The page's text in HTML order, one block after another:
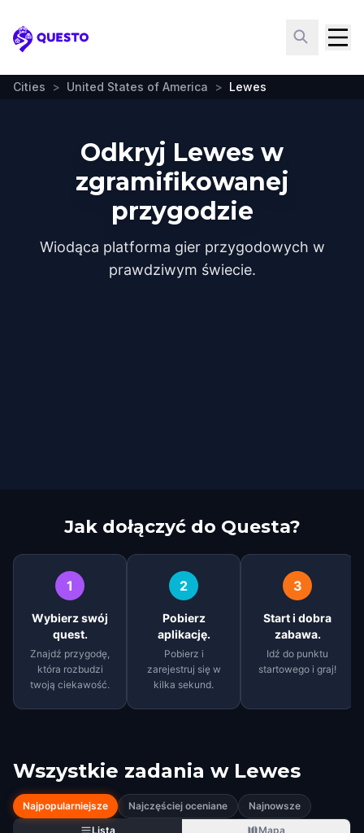
Questo
Cities > United States of America > Lewes
Odkryj Lewes w
zgramifikowanej
przygodzie
Wiodąca platforma gier przygodowych w
prawdziwym świecie.
Jak dołączyć do Questa?
1
Wybierz swój
quest.
Znajdź przygodę,
która rozbudzi
twoją ciekawość.
2
Pobierz
aplikację.
Pobierz i
zarejestruj się w
kilka sekund.
3
Start i dobra
zabawa.
Idź do punktu
startowego i graj!
Wszystkie zadania w Lewes
Najpopularniejsze Najczęściej oceniane
Najnowsze
Lista
Mapa